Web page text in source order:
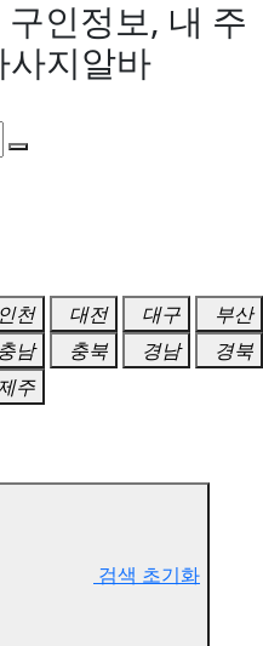
인정보, 내 주
사지알바
인천 대전 대구
부산
충남 충북 경남
경북
주
검색 초기화